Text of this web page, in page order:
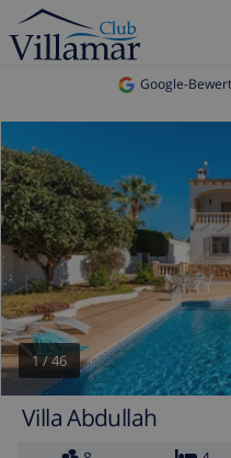
Google-
1/46
Villa Abdullah